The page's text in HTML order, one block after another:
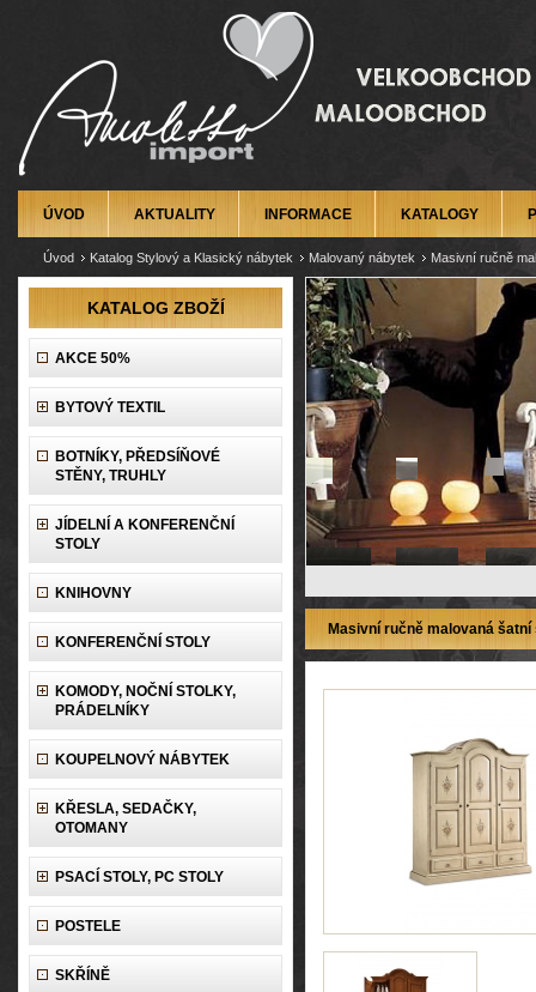
ÚVOD AKTUALITY INFORMACE KATALOGY
Úvod Katalog Stylový a Klasický nábytek Malovaný nábytek Masivní ručně
KATALOG ZBOŽÍ
AKCE 50%
BYTOVÝ TEXTIL
BOTNÍKY, PŘEDSÍŇOVÉ
STĚNY, TRUHLY
JÍDELNÍ A KONFERENČNÍ
STOLY
KNIHOVNY
KONFERENČNÍ STOLY
KOMODY, NOČNÍ STOLKY,
PRÁDELNÍKY
KOUPELNOVÝ NÁBYTEK
KŘESLA, SEDAČKY,
OTOMANY
PSACÍ STOLY, PC STOLY
POSTELE
SKŘÍNĚ
Masivní ručně malovaná